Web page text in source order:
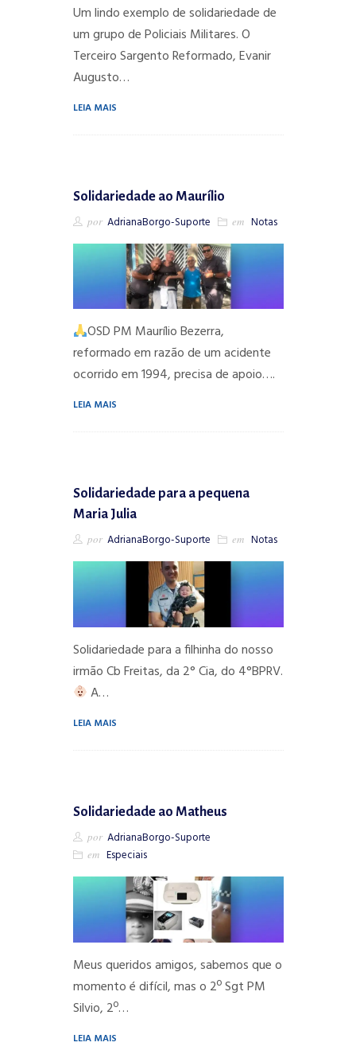
Um lindo exemplo de solidariedade de
um grupo de Policiais Militares. O
Terceiro Sargento Reformado, Evanir
Augusto…
LEIA MAIS
Solidariedade ao Maurílio
por AdrianaBorgo-Suporte em Notas
OSD PM Maurílio Bezerra,
reformado em razão de um acidente
ocorrido em 1994, precisa de apoio….
LEIA MAIS
Solidariedade para a pequena
Maria Julia
por AdrianaBorgo-Suporte em Notas
Solidariedade para a filhinha do nosso
irmão Cb Freitas, da 2° Cia, do 4°BPRV.
A…
LEIA MAIS
Solidariedade ao Matheus
por AdrianaBorgo-Suporte
em Especiais
Meus queridos amigos, sabemos que o
momento é difícil, mas o 2º Sgt PM
Silvio, 2º…
LEIA MAIS